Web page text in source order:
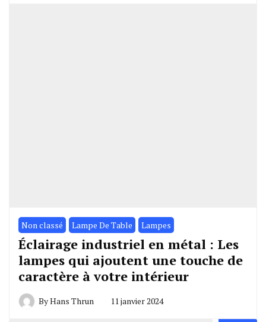
Non classé Lampe De Table Lampes
Éclairage industriel en métal : Les
lampes qui ajoutent une touche de
caractère à votre intérieur
ByHans Thrun 11 janvier 2024